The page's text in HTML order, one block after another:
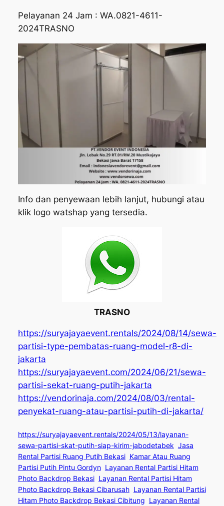
Pelayanan 24 Jam : WA.0821-4611-
2024TRASNO
Info dan penyewaan lebih lanjut, hubungi atau
klik logo watshap yang tersedia.
TRASNO
https://suryajayaevent.rentals/2024/08/14/sewa-
partisi-type-pembatas-ruang-model-r8-di-
jakarta
https://suryajayaevent.com/2024/06/21/sewa-
partisi-sekat-ruang-putih-jakarta
https://vendorinaja.com/2024/08/03/rental-
penyekat-ruang-atau-partisi-putih-di-jakarta/
https://suryajayaevent.rentals/2024/05/13/layanan-
sewa-partisi-skat-putih-siap-kirim-jabodetabek Jasa
Rental Partisi Ruang Putih Bekasi Kamar Atau Ruang
Partisi Putih Pintu Gordyn Layanan Rental Partisi Hitam
Photo Backdrop Bekasi Layanan Rental Partisi Hitam
Photo Backdrop Bekasi Cibarusah Layanan Rental Partisi
Hitam Photo Backdrop Bekasi Cibitung Layanan Rental